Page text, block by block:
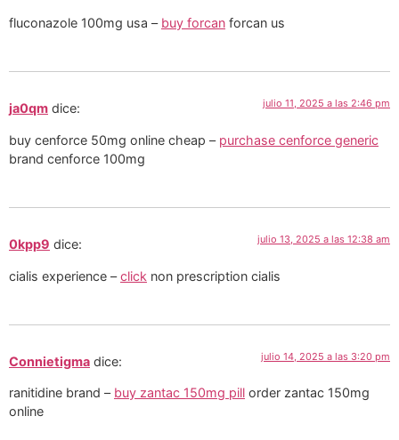
fluconazole 100mg usa – buy forcan forcan us
ja0qm dice: julio 11, 2025 a las 2:46 pm
buy cenforce 50mg online cheap – purchase cenforce generic
brand cenforce 100mg
0kpp9 dice: julio 13, 2025 a las 12:38 am
cialis experience –click non prescription cialis
Connietigma dice: julio 14, 2025 a las 3:20 pm
ranitidine brand – buy zantac 150mg pill order zantac 150mg
online